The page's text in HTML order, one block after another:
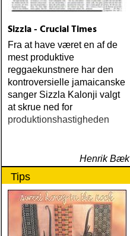
Sizzla - Crucial Times
Fra at have været en af de
mest produktive
reggaekunstnere har den
kontroversielle jamaicanske
sanger Sizzla Kalonji valgt
at skrue ned for
produktionshastigheden
Henrik Bæk
Tips